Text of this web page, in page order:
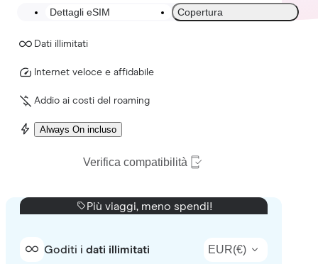
Dettagli eSIM Copertura
Dati illimitati
Internet veloce e affidabile
Addio ai costi del roaming
Always On incluso
Verifica compatibilità
Più viaggi, meno spendi!
Goditi i dati illimitati EUR(€)